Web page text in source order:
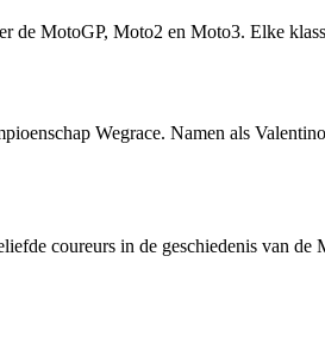
MotoGP, Moto2 en Moto3. Elke
Wegrace. Namen als
coureurs in de geschiedenis van